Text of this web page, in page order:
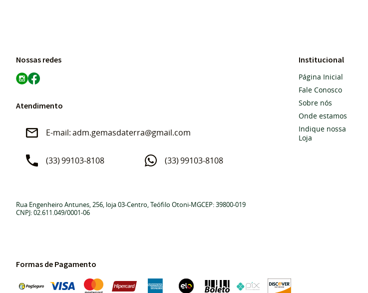
Nossas redes
Atendimento
(33)99103-8108 (33)99103-8108
adm.gemasdaterra@gmail.com
Institucional
Página Inicial
Fale Conosco
Sobre nós
Onde estamos
Indique nossa
Loja
Rua Engenheiro Antunes, 256, loja 03-Centro, Teófilo Otoni-MGCEP: 39800-019
CNPJ: 02.611.049/0001-06
Formas de Pagamento